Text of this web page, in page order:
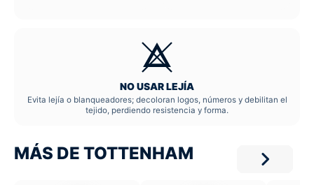
NO USAR LEJÍA
Evita lejía o blanqueadores; decoloran logos, números y debilitan el
tejido, perdiendo resistencia y forma.
MÁS DE TOTTENHAM